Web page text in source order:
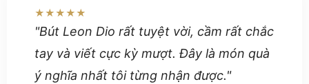
★★★★★
"Bút Leon Dio rất tuyệt vời, cầm rất chắc
tay và viết cực kỳ mượt. Đây là món quà
ý nghĩa nhất tôi từng nhận được."